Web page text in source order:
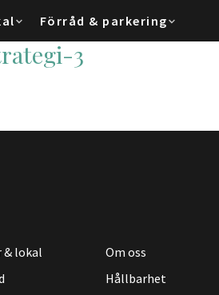
Förråd & parkering
3
& lokal
Om oss
Hållbarhet